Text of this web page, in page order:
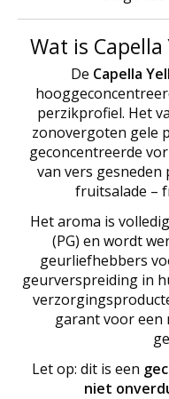
Wat is
De Capella
perzikprofiel. Het
zonovergoten gele
geconcentreerde
van vers
fruitsalade –
Het aroma is
(PG) en wordt
geurliefhebbers
geurverspreiding in
garant voor een
Let op: dit is een
niet